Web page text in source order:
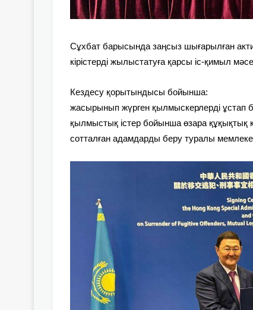
Сұхбат барысында заңсыз шығарылған
кірістерді жылыстатуға қарсы іс-қимыл
Кездесу қорытындысы бойынша:
жасырынып жүрген қылмыскерлерді ұстап
қылмыстық істер бойынша өзара құқықтық
сотталған адамдарды беру туралы